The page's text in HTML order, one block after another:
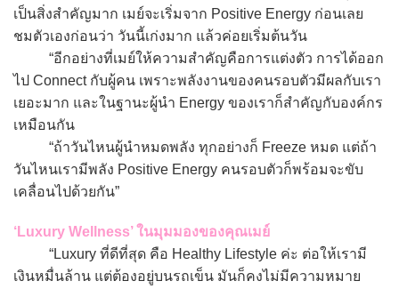
เป็นสิ่งสำคัญมาก เมย์จะเริ่มจาก Positive Energy ก่อนเลย
ชมตัวเองก่อนว่า วันนี้เก่งมาก แล้วค่อยเริ่มต้นวัน
“อีกอย่างที่เมย์ให้ความสำคัญคือการแต่งตัว การได้ออก
ไป Connect กับผู้คน เพราะพลังงานของคนรอบตัวมีผลกับเรา
เยอะมาก และในฐานะผู้นำ Energy ของเราก็สำคัญกับองค์กร
เหมือนกัน
“ถ้าวันไหนผู้นำหมดพลัง ทุกอย่างก็ Freeze หมด แต่ถ้า
วันไหนเรามีพลัง Positive Energy คนรอบตัวก็พร้อมจะขับ
เคลื่อนไปด้วยกัน”
‘Luxury Wellness’ ในมุมมองของคุณเมย์
“Luxury ที่ดีที่สุด คือ Healthy Lifestyle ค่ะ ต่อให้เรามี
เงินหมื่นล้าน แต่ต้องอยู่บนรถเข็น มันก็คงไม่มีความหมาย